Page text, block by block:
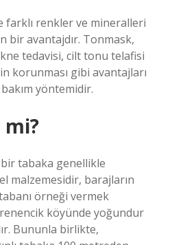
farklı renkler ve mineralleri
bir avantajdır. Tonmask,
tedavisi, cilt tonu telafisi
korunması gibi avantajları
yöntemidir.
mi?
tabaka genellikle
malzemesidir, barajların
örneği vermek
köyünde yoğundur
Bununla birlikte,